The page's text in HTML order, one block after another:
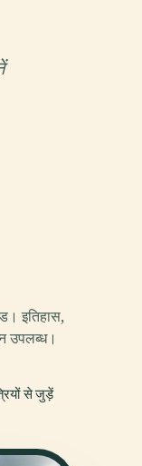
इतिहास,
उपलब्ध।
से जुड़ें